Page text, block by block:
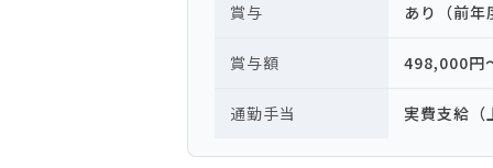
賞与 あり（前
賞与額 498,000円
通勤手当 実費支給